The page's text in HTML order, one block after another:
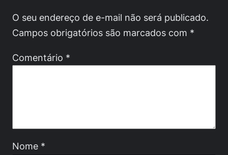
O seu endereço de e-mail não será publicado.
Campos obrigatórios são marcados com *
Comentário *
Nome *